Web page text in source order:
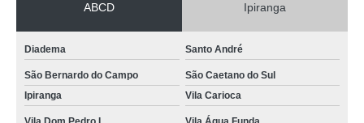
ABCD Ipiranga
Diadema Santo André
São Bernardo do Campo
São Caetano do Sul
Ipiranga
Vila Carioca